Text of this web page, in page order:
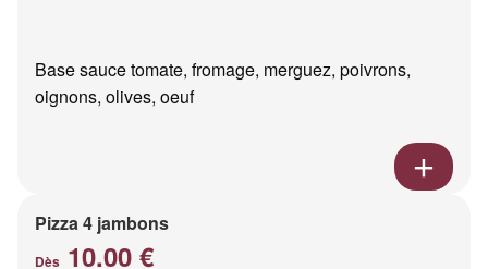
Base sauce tomate, fromage, merguez, poivrons,
oignons, olives, oeuf
Pizza 4 jambons
Dès 10.00 €